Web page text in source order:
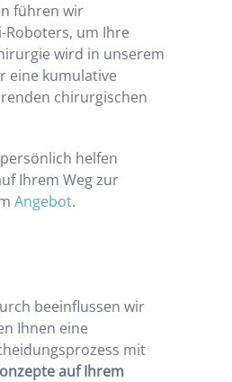
führen wir
Roboters, um Ihre
wird in unserem
eine kumulative
chirurgischen
helfen
Ihrem Weg zur
Angebot.
beeinflussen wir
Ihnen eine
mit
auf Ihrem